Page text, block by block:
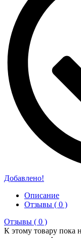
Добавлено!
Описание
Отзывы ( 0 )
Отзывы ( 0 )
К этому товару пока